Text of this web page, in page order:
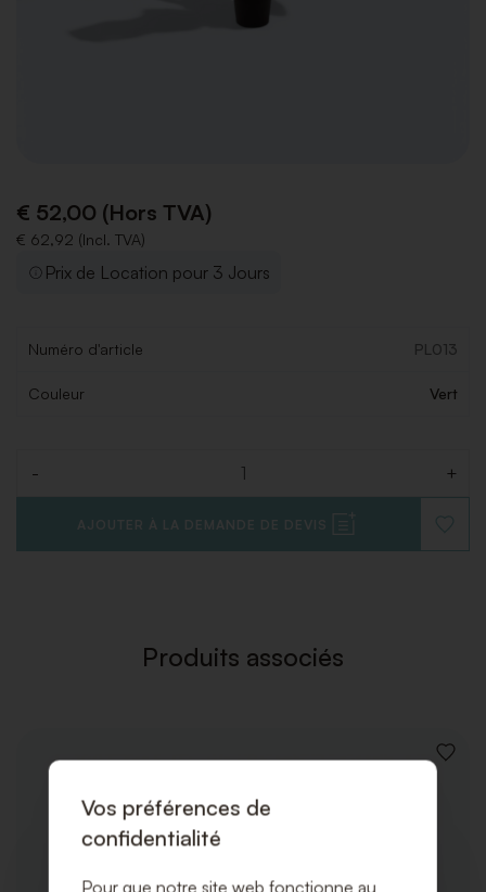
€ 52,00 (Hors TVA)
€ 62,92 (Incl. TVA)
Prix de Location pour 3 Jours
Numéro d'article PL013
Couleur Vert
- +
AJOUTER À LA DEMANDE DE DEVIS
À
Produits associés
Vos préférences de
confidentialité
Pour que notre site web fonctionne au